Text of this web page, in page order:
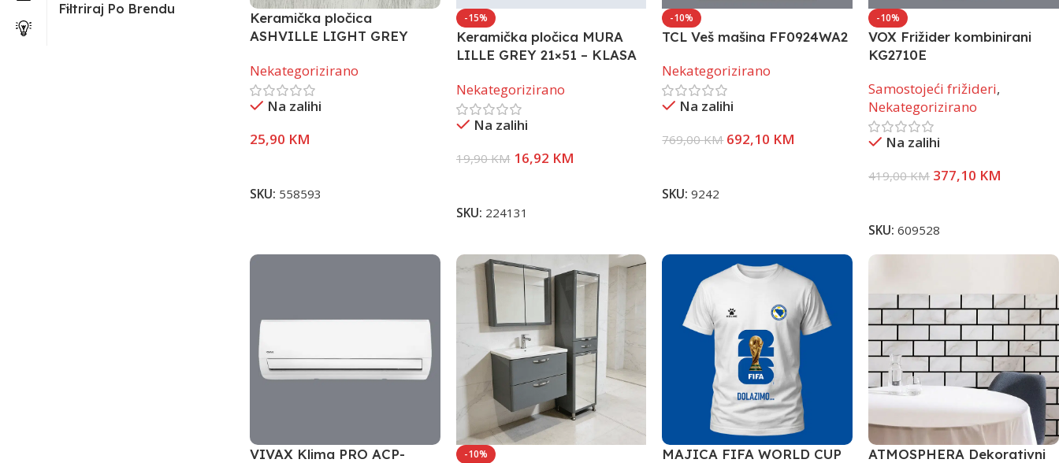
Filtriraj Po Brendu
Keramička pločica
ASHVILLE LIGHT GREY
Nekategorizirano
Na zalihi
25,90 KM
SKU: 558593
-15%
Keramička pločica MURA
LILLE GREY 21×51 – KLASA
Nekategorizirano
Na zalihi
19,90KM 16,92 KM
SKU: 224131
-10%
TCL Veš mašina FF0924WA2
Nekategorizirano
Na zalihi
769,00KM 692,10 KM
SKU:9242
-10%
VOX Frižider kombinirani
KG2710E
Samostojeći frižideri,
Nekategorizirano
Na zalihi
419,00KM 377,10 KM
SKU:609528
VIVAX Klima PRO ACP-
-10% MAJICA FIFA WORLD CUP
ATMOSPHERA Dekorativni